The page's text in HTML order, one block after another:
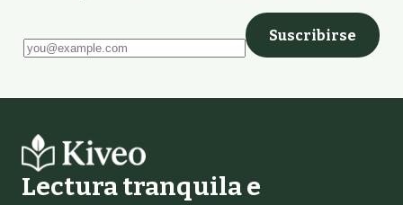
Suscribirse
Lectura tranquila e